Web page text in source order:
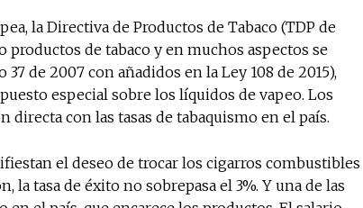
la Directiva de Productos de Tabaco (TDP de
de tabaco y en muchos aspectos se
de 2007 con añadidos en la Ley 108 de 2015),
especial sobre los líquidos de vapeo. Los
con las tasas de tabaquismo en el país.
el deseo de trocar los cigarros combustibles
la tasa de éxito no sobrepasa el 3%. Y una de las